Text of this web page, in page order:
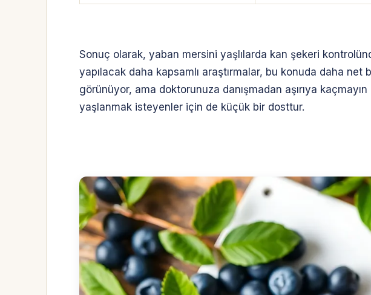
Sonuç olarak, yaban mersini yaşlılarda kan şekeri
yapılacak daha kapsamlı araştırmalar, bu konuda daha
görünüyor, ama doktorunuza danışmadan aşırıya
yaşlanmak isteyenler için de küçük bir dosttur.